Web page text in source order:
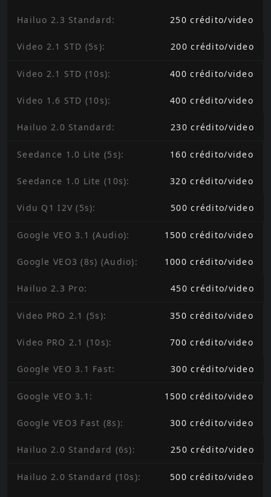
Hailuo 2.3 Standard: 250 crédito/video
Video 2.1 STD (5s): 200 crédito/video
Video 2.1 STD (10s): 400 crédito/video
Video 1.6 STD (10s): 400 crédito/video
Hailuo 2.0 Standard: 230 crédito/video
Seedance 1.0 Lite (5s): 160 crédito/video
Seedance 1.0 Lite (10s): 320 crédito/video
Vidu Q1 I2V (5s): 500 crédito/video
Google VEO 3.1 (Audio): 1500 crédito/video
Google VEO3 (8s) (Audio): 1000 crédito/video
Hailuo 2.3 Pro: 450 crédito/video
Video PRO 2.1 (5s): 350 crédito/video
Video PRO 2.1 (10s): 700 crédito/video
Google VEO 3.1 Fast: 300 crédito/video
Google VEO 3.1 : 1500 crédito/video
Google VEO3 Fast (8s): 300 crédito/video
Hailuo 2.0 Standard (6s): 250 crédito/video
Hailuo 2.0 Standard (10s): 500 crédito/video